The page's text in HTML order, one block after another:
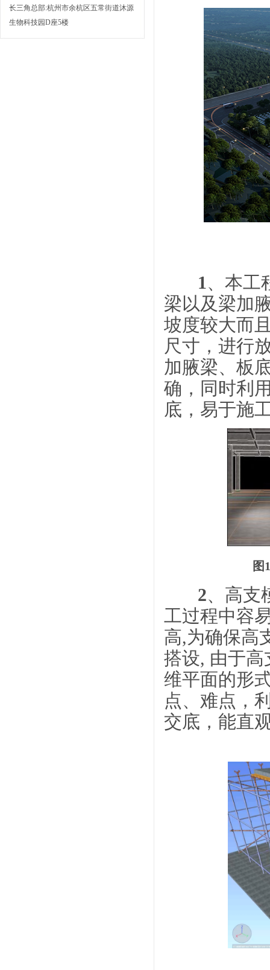
长三角总部:杭州市余杭区五常街道沐源
生物科技园D座5楼
1、本工
梁以及梁加
坡度较大而
尺寸，进行
加腋梁、板
确，同时利
底，易于施
图
2、高支
工过程中容
高,为确保高
搭设, 由于
维平面的形
点、难点，
交底，能直